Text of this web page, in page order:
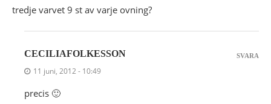
tredje varvet 9 st av varje ovning?
CECILIAFOLKESSON
11 juni, 2012 - 10:49
precis 🙂
SVARA